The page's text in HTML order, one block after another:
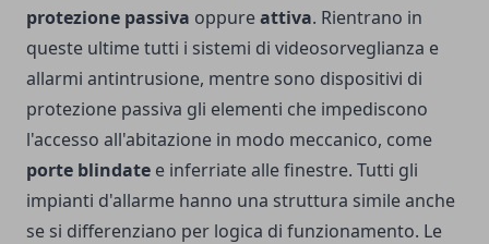
protezione passiva oppureattiva. Rientrano in
queste ultime tutti i sistemi di videosorveglianza e
allarmi antintrusione, mentre sono dispositivi di
protezione passiva gli elementi che impediscono
l'accesso all'abitazione in modo meccanico, come
porte blindate e inferriate alle finestre. Tutti gli
impianti d'allarme hanno una struttura simile anche
se si differenziano per logica di funzionamento. Le